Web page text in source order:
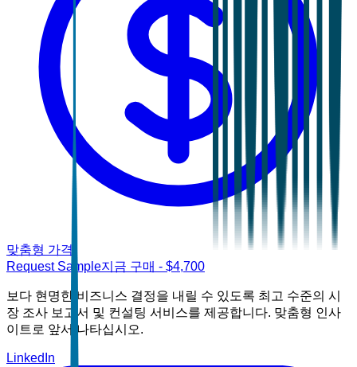
맞춤형 가격
Request Sample지금 구매 - $4,700
보다 현명한 비즈니스 결정을 내릴 수 있도록 최고 수준의 시
장 조사 보고서 및 컨설팅 서비스를 제공합니다. 맞춤형 인사
이트로 앞서 나타십시오.
LinkedIn